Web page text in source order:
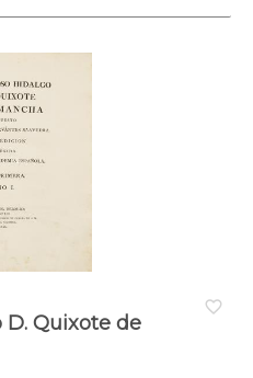
favorite_border
Quixote de